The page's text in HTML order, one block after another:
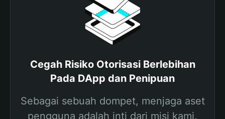
Cegah Risiko Otorisasi Berlebihan
Pada DApp dan Penipuan
Sebagai sebuah dompet, menjaga aset
pengguna adalah inti dari misi kami.